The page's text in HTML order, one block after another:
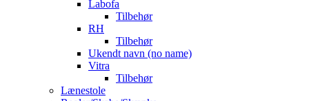
Labofa
Tilbehør
RH
Tilbehør
Ukendt navn (no name)
Vitra
Tilbehør
Lænestole